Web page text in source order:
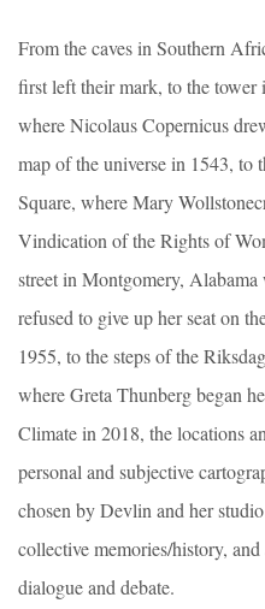
From the caves in Southern
first left their mark, to the tower
where Nicolaus Copernicus
map of the universe in 1543, to
Square, where Mary
Vindication of the Rights of
street in Montgomery, Alabama
refused to give up her seat on
1955, to the steps of the
where Greta Thunberg began
Climate in 2018, the locations
personal and subjective
chosen by Devlin and her
collective memories/history,
dialogue and debate.